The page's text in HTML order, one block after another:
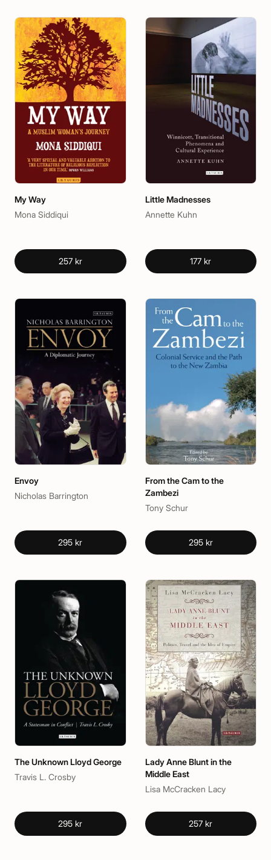
My Way
Mona Siddiqui
257 kr
Little Madnesses
Annette Kuhn
177 kr
Envoy
Nicholas Barrington
295 kr
From the Cam to the
Zambezi
Tony Schur
295 kr
The Unknown Lloyd George
Travis L. Crosby
295 kr
Lady Anne Blunt in the
Middle East
Lisa McCracken Lacy
257 kr